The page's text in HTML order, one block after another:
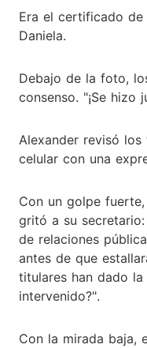
Era el certificado
Daniela.
Debajo de la foto,
consenso. "¡Se hizo
Alexander revisó los
celular con una
Con un golpe
gritó a su
de relaciones
antes de que
titulares han dado
intervenido?".
Con la mirada baja,